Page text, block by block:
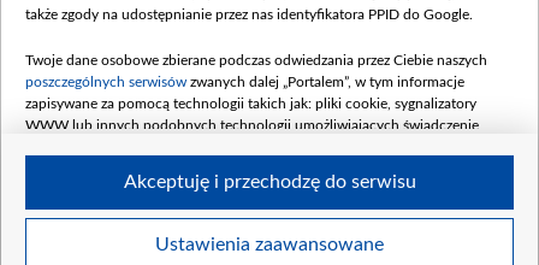
Data podpisania umowy: LUTY 2026 (wpłata
kwiecień 180 mln, 7 maja 180 mln, 8
czerwca 90 mln)
Dofinansowanie 250 000 000,00 PLN
4 sierpnia 250 mln
także zgody na udostępnianie przez nas identyfikatora PPID do Google.
Twoje dane osobowe zbierane podczas odwiedzania przez Ciebie naszych
poszczególnych serwisów zwanych dalej „Portalem”, w tym informacje
zapisywane za pomocą technologii takich jak: pliki cookie, sygnalizatory
WWW lub innych podobnych technologii umożliwiających świadczenie
Twoje dane osobowe zbierane podczas odwiedzania przez Ciebie
Ustawienia zaawansowane
Akceptuję i przechodzę do serwisu